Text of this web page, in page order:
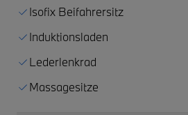
Isofix Beifahrersitz
Induktionsladen
Lederlenkrad
Massagesitze